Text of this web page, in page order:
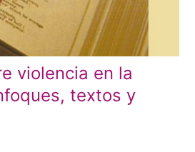
violencia en la
textos y